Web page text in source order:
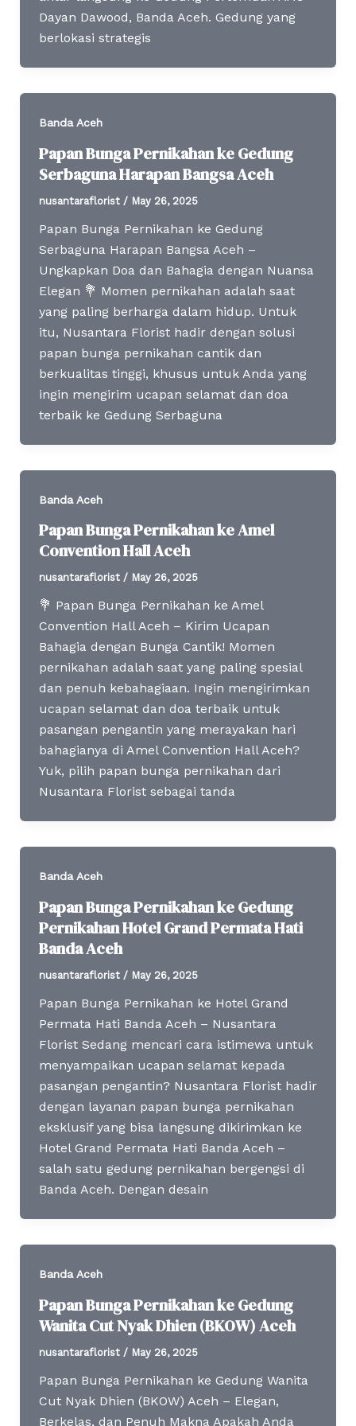
Dayan Dawood, Banda Aceh. Gedung yang
berlokasi strategis
Banda Aceh
Papan Bunga Pernikahan ke Gedung
Serbaguna Harapan Bangsa Aceh
nusantaraflorist / May 26, 2025
Papan Bunga Pernikahan ke Gedung
Serbaguna Harapan Bangsa Aceh –
Ungkapkan Doa dan Bahagia dengan Nuansa
Elegan 💐 Momen pernikahan adalah saat
yang paling berharga dalam hidup. Untuk
itu, Nusantara Florist hadir dengan solusi
papan bunga pernikahan cantik dan
berkualitas tinggi, khusus untuk Anda yang
ingin mengirim ucapan selamat dan doa
terbaik ke Gedung Serbaguna
Banda Aceh
Papan Bunga Pernikahan ke Amel
Convention Hall Aceh
nusantaraflorist / May 26, 2025
💐 Papan Bunga Pernikahan ke Amel
Convention Hall Aceh – Kirim Ucapan
Bahagia dengan Bunga Cantik! Momen
pernikahan adalah saat yang paling spesial
dan penuh kebahagiaan. Ingin mengirimkan
ucapan selamat dan doa terbaik untuk
pasangan pengantin yang merayakan hari
bahagianya di Amel Convention Hall Aceh?
Yuk, pilih papan bunga pernikahan dari
Nusantara Florist sebagai tanda
Banda Aceh
Papan Bunga Pernikahan ke Gedung
Pernikahan Hotel Grand Permata Hati
Banda Aceh
nusantaraflorist / May 26, 2025
Papan Bunga Pernikahan ke Hotel Grand
Permata Hati Banda Aceh – Nusantara
Florist Sedang mencari cara istimewa untuk
menyampaikan ucapan selamat kepada
pasangan pengantin? Nusantara Florist hadir
dengan layanan papan bunga pernikahan
eksklusif yang bisa langsung dikirimkan ke
Hotel Grand Permata Hati Banda Aceh –
salah satu gedung pernikahan bergengsi di
Banda Aceh. Dengan desain
Banda Aceh
Papan Bunga Pernikahan ke Gedung
Wanita Cut Nyak Dhien (BKOW) Aceh
nusantaraflorist / May 26, 2025
Papan Bunga Pernikahan ke Gedung Wanita
Cut Nyak Dhien (BKOW) Aceh – Elegan,
Berkelas, dan Penuh Makna Apakah Anda